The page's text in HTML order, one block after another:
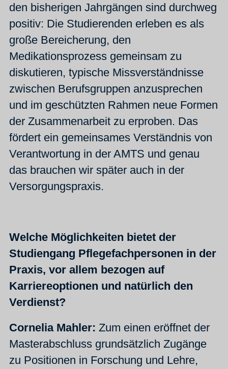
den bisherigen Jahrgängen sind durchweg
positiv: Die Studierenden erleben es als
große Bereicherung, den
Medikationsprozess gemeinsam zu
diskutieren, typische Missverständnisse
zwischen Berufsgruppen anzusprechen
und im geschützten Rahmen neue Formen
der Zusammenarbeit zu erproben. Das
fördert ein gemeinsames Verständnis von
Verantwortung in der AMTS und genau
das brauchen wir später auch in der
Versorgungspraxis.
Welche Möglichkeiten bietet der
Studiengang Pflegefachpersonen in der
Praxis, vor allem bezogen auf
Karriereoptionen und natürlich den
Verdienst?
Cornelia Mahler: Zum einen eröffnet der
Masterabschluss grundsätzlich Zugänge
zu Positionen in Forschung und Lehre,